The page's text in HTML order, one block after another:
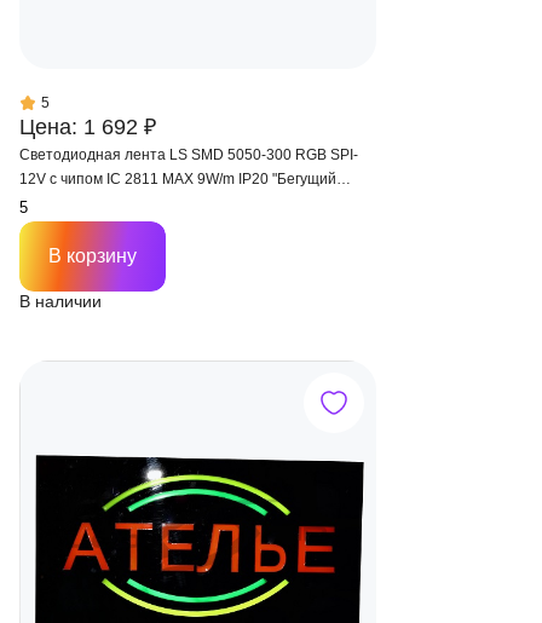
Цена: 1 692 ₽
5
Светодиодная лента LS SMD 5050-300 RGB SPI-
12V с чипом IC 2811 MAX 9W/m IP20 "Бегущий
огонь"
В наличии
В корзину